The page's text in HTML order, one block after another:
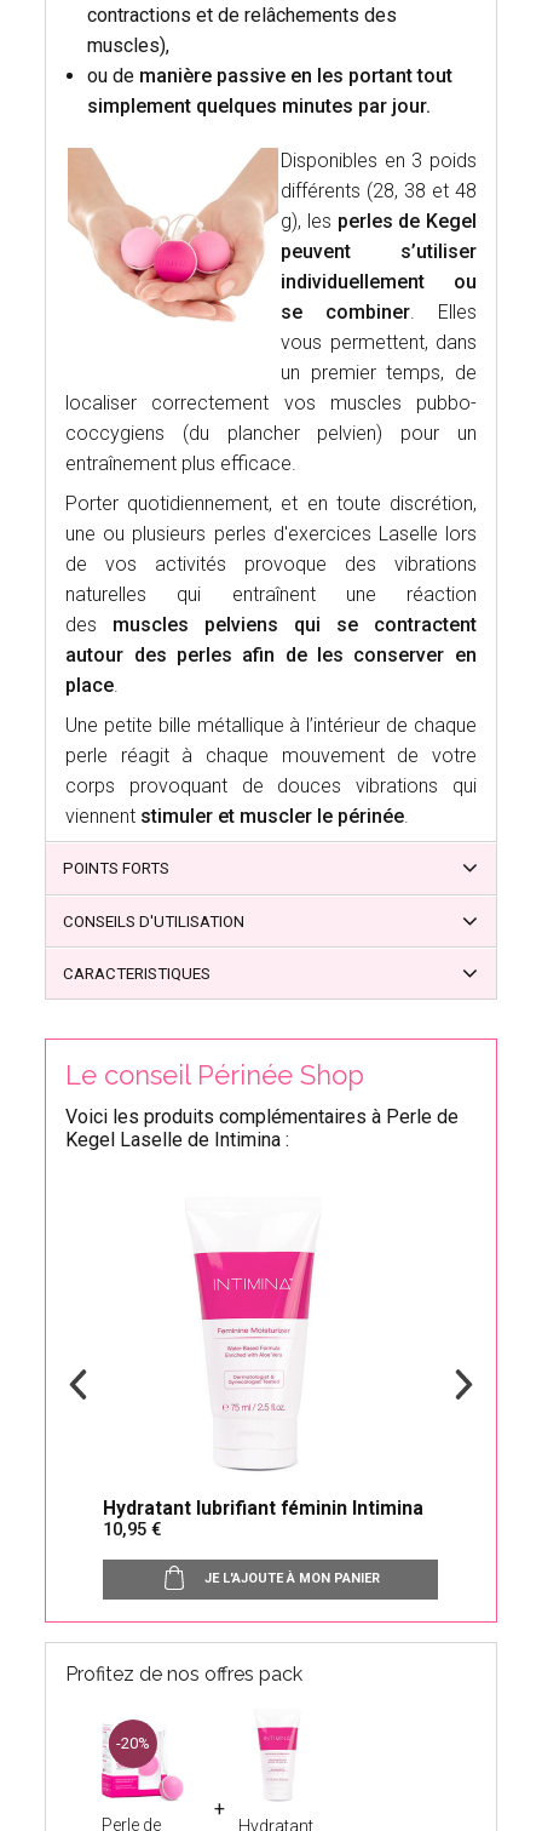
contractions et de relâchements des
muscles),
ou de manière passive en les portant tout
simplement quelques minutes par jour.
Disponibles en 3 poids
différents (28, 38 et 48
g), les perles de Kegel
peuvent s’utiliser
individuellement ou
se combiner. Elles
vous permettent, dans
un premier temps, de
localiser correctement vos muscles pubbo-
coccygiens (du plancher pelvien) pour un
entraînement plus efficace.
Porter quotidiennement, et en toute discrétion,
une ou plusieurs perles d'exercices Laselle lors
de vos activités provoque des vibrations
naturelles qui entraînent une réaction
des muscles pelviens qui se contractent
autour des perles afin de les conserver en
place.
Une petite bille métallique à l’intérieur de chaque
perle réagit à chaque mouvement de votre
corps provoquant de douces vibrations qui
viennent stimuler et muscler le périnée.
POINTS FORTS
CONSEILS D'UTILISATION
CARACTERISTIQUES
Le conseil Périnée Shop
Voici les produits complémentaires à Perle de
Kegel Laselle de Intimina :
Hydratant lubrifiant féminin Intimina
10,95
JE L'AJOUTE À MON PANIER
Profitez de nos offres pack
-20%
Perle de Hydratant